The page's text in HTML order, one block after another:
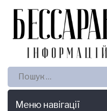
Пошук:
Меню навігації